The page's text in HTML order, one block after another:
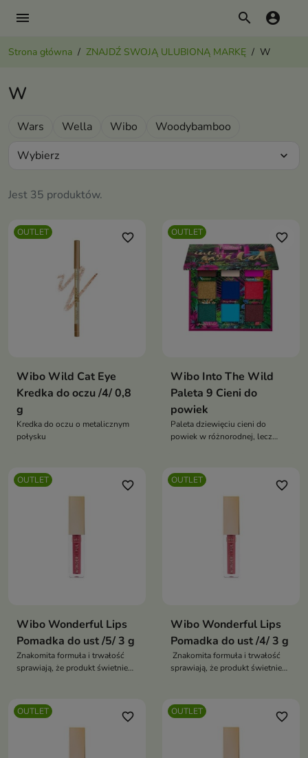
menu search account_circle
Strona główna ZNAJDŹ SWOJĄ ULUBIONĄ MARKĘ W
W
Wars Wella Wibo Woodybamboo
Jest 35 produktów.
Wybierz expand_more
OUTLET favorite_border
Wibo Wild Cat Eye
Kredka do oczu /4/ 0,8
g
Kredka do oczu o metalicznym
połysku
OUTLET favorite_border
Wibo Into The Wild
Paleta 9 Cieni do
powiek
Paleta dziewięciu cieni do
powiek w różnorodnej, lecz
perłowym
OUTLET favorite_border
Wibo Wonderful Lips
Pomadka do ust /5/ 3 g
Znakomita formuła i trwałość
sprawiają, że produkt świetnie
OUTLET favorite_border
Wibo Wonderful Lips
Pomadka do ust /4/ 3 g
Znakomita formuła i trwałość
sprawiają, że produkt świetnie
OUTLET favorite_border OUTLET favorite_border